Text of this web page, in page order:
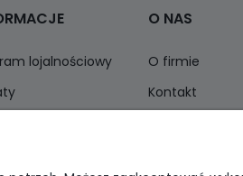
lojalnościowy
O NAS
O firmie
Kontakt